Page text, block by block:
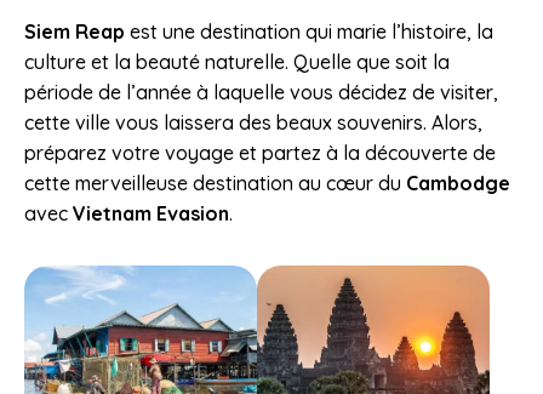
Siem Reap est une destination qui marie l’histoire, la
culture et la beauté naturelle. Quelle que soit la
période de l’année à laquelle vous décidez de visiter,
cette ville vous laissera des beaux souvenirs. Alors,
préparez votre voyage et partez à la découverte de
cette merveilleuse destination au cœur du Cambodge
avec Vietnam Evasion.